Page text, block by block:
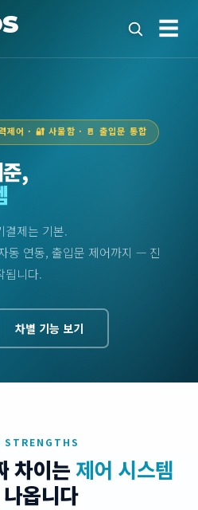
☰
제어 · 🔐 사물함 · 🚪 출입문 통합
,
결제는 기본.
동 연동, 출입문 제어까지 — 진
됩니다.
차별 기능 보기
STRENGTHS
차이는제어 시스템
옵니다